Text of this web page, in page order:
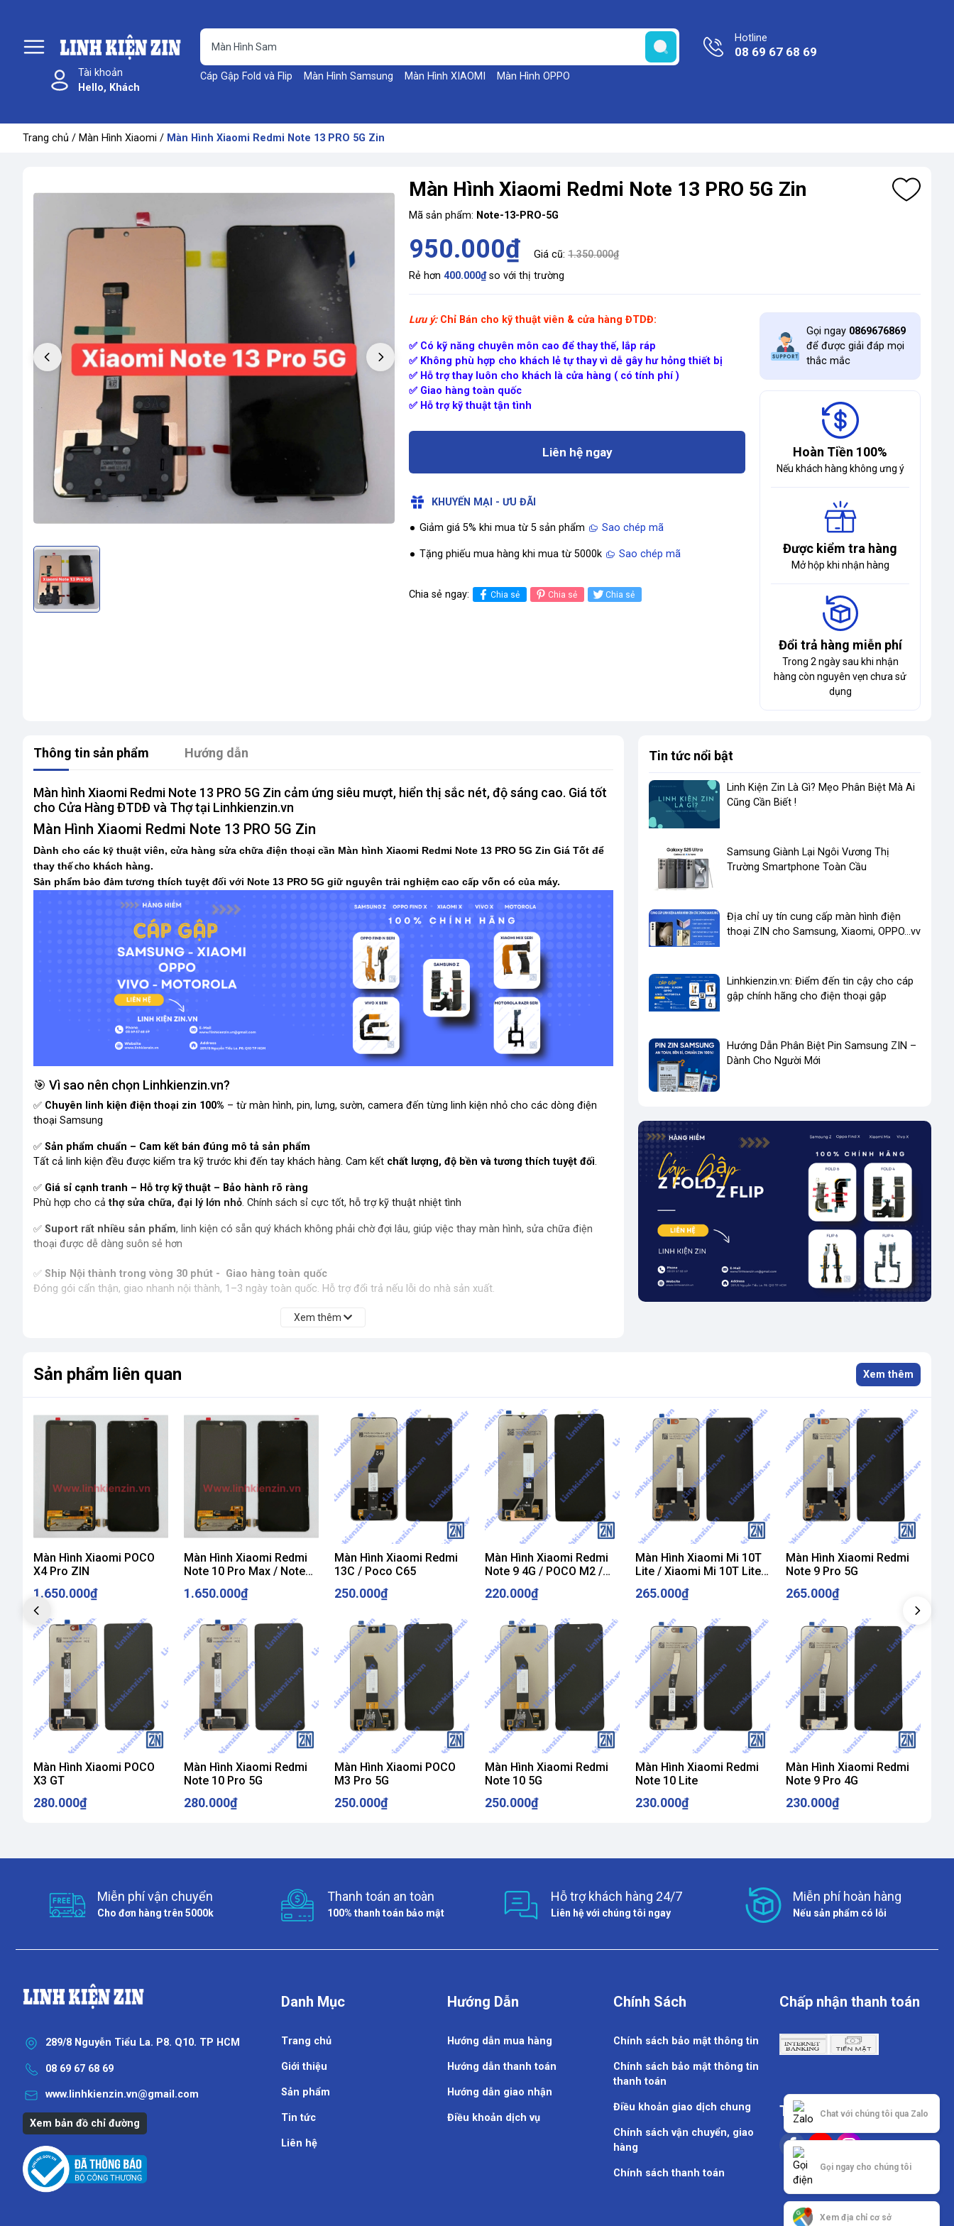
Cáp Gập Fold và Flip Màn Hình Samsung Màn Hình XIAOMI Màn Hình OPPO
Hotline
08 69 67 68 69
Tài khoản
Hello, Khách
Trang chủ / Màn Hình Xiaomi / Màn Hình Xiaomi Redmi Note 13 PRO 5G Zin
Màn Hình Xiaomi Redmi Note 13 PRO 5G Zin
Mã sản phẩm: Note-13-PRO-5G
950.000₫ Giá cũ:1.350.000₫
Rẻ hơn400.000₫so với thị trường
Lưu ý: Chỉ Bán cho kỹ thuật viên & cửa hàng ĐTDĐ:
✅ Có kỹ năng chuyên môn cao để thay thế, lắp ráp
✅ Không phù hợp cho khách lẻ tự thay vì dễ gây hư hỏng thiết bị
✅ Hỗ trợ thay luôn cho khách là cửa hàng ( có tính phí )
✅ Giao hàng toàn quốc
✅ Hỗ trợ kỹ thuật tận tình
Liên hệ ngay
KHUYẾN MẠI - ƯU ĐÃI
Giảm giá 5% khi mua từ 5 sản phẩm Sao chép mã
Tặng phiếu mua hàng khi mua từ 5000k Sao chép mã
Chia sẻ ngay: Chia sẻ Chia sẻ Chia sẻ
Gọi ngay 0869676869
để được giải đáp mọi
thắc mắc
Hoàn Tiền 100%
Nếu khách hàng không ưng ý
Được kiểm tra hàng
Mở hộp khi nhận hàng
Đổi trả hàng miễn phí
Trong 2 ngày sau khi nhận
hàng còn nguyên vẹn chưa sử
dụng
Thông tin sản phẩm Hướng dẫn
Màn hình Xiaomi Redmi Note 13 PRO 5G Zin cảm ứng siêu mượt, hiển thị sắc nét, độ sáng cao. Giá tốt
cho Cửa Hàng ĐTDĐ và Thợ tại Linhkienzin.vn
Màn Hình Xiaomi Redmi Note 13 PRO 5G Zin
Dành cho các kỹ thuật viên, cửa hàng sửa chữa điện thoại cần Màn hình Xiaomi Redmi Note 13 PRO 5G Zin Giá Tốt để
thay thế cho khách hàng.
Sản phẩm bảo đảm tương thích tuyệt đối với Note 13 PRO 5G giữ nguyên trải nghiệm cao cấp vốn có của máy.
🎯 Vì sao nên chọn Linhkienzin.vn?
✅ Chuyên linh kiện điện thoại zin 100% – từ màn hình, pin, lưng, sườn, camera đến từng linh kiện nhỏ cho các dòng điện
thoại Samsung
✅ Sản phẩm chuẩn – Cam kết bán đúng mô tả sản phẩm
Tất cả linh kiện đều được kiểm tra kỹ trước khi đến tay khách hàng. Cam kết chất lượng, độ bền và tương thích tuyệt đối.
✅ Giá sỉ cạnh tranh – Hỗ trợ kỹ thuật – Bảo hành rõ ràng
Phù hợp cho cả thợ sửa chữa, đại lý lớn nhỏ. Chính sách sỉ cực tốt, hỗ trợ kỹ thuật nhiệt tình
✅ Suport rất nhiều sản phẩm, linh kiện có sẵn quý khách không phải chờ đợi lâu, giúp việc thay màn hình, sửa chữa điện
thoại được dễ dàng suôn sẻ hơn
✅ Ship Nội thành trong vòng 30 phút - Giao hàng toàn quốc
Đóng gói cẩn thận, giao nhanh nội thành, 1–3 ngày toàn quốc. Hỗ trợ đổi trả nếu lỗi do nhà sản xuất.
Xem thêm
Tin tức nổi bật
Linh Kiện Zin Là Gì? Mẹo Phân Biệt Mà Ai
Cũng Cần Biết !
​Samsung Giành Lại Ngôi Vương Thị
Trường Smartphone Toàn Cầu
Địa chỉ uy tín cung cấp màn hình điện
thoại ZIN cho Samsung, Xiaomi, OPPO...vv
Linhkienzin.vn: Điểm đến tin cậy cho cáp
gập chính hãng cho điện thoại gập
Hướng Dẫn Phân Biệt Pin Samsung ZIN –
Dành Cho Người Mới
Sản phẩm liên quan Xem thêm
Màn Hình Xiaomi POCO
X4 Pro ZIN
1.650.000₫
Màn Hình Xiaomi Redmi
Note 10 Pro Max / Note
11 Pro Max ZIN
1.650.000₫
Màn Hình Xiaomi Redmi
13C / Poco C65
250.000₫
Màn Hình Xiaomi Redmi
Note 9 4G / POCO M2 /
220.000₫
Màn Hình Xiaomi Mi 10T
Lite / Xiaomi Mi 10T Lite
265.000₫
Màn Hình Xiaomi Redmi
Note 9 Pro 5G
265.000₫
Màn Hình Xiaomi POCO
X3 GT
280.000₫
Màn Hình Xiaomi Redmi
Note 10 Pro 5G
280.000₫
Màn Hình Xiaomi POCO
M3 Pro 5G
250.000₫
Màn Hình Xiaomi Redmi
Note 10 5G
250.000₫
Màn Hình Xiaomi Redmi
Note 10 Lite
230.000₫
Màn Hình Xiaomi Redmi
Note 9 Pro 4G
230.000₫
Miễn phí vận chuyển
Cho đơn hàng trên 5000k
Thanh toán an toàn
100% thanh toán bảo mật
Hỗ trợ khách hàng 24/7
Liên hệ với chúng tôi ngay
Miễn phí hoàn hàng
Nếu sản phẩm có lỗi
289/8 Nguyễn Tiểu La. P8. Q10. TP HCM
08 69 67 68 69
www.linhkienzin.vn@gmail.com
Xem bản đồ chỉ đường
Danh Mục
Trang chủ
Giới thiệu
Sản phẩm
Tin tức
Liên hệ
Hướng Dẫn
Hướng dẫn mua hàng
Hướng dẫn thanh toán
Hướng dẫn giao nhận
Điều khoản dịch vụ
Chính Sách
Chính sách bảo mật thông tin
Chính sách bảo mật thông tin
thanh toán
Điều khoản giao dịch chung
Chính sách vận chuyển, giao
hàng
Chính sách thanh toán
Chấp nhận thanh toán
Theo dõi chúng tôi
Chat với chúng tôi qua Zalo
Gọi ngay cho chúng tôi
Xem địa chỉ cơ sở